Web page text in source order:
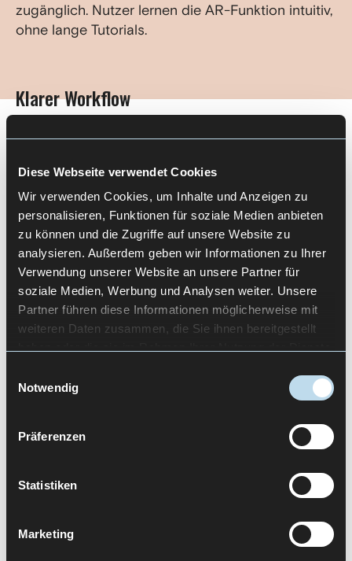
Diese Webseite verwendet Cookies
Wir verwenden Cookies, um Inhalte und Anzeigen zu
personalisieren, Funktionen für soziale Medien anbieten
zu können und die Zugriffe auf unsere Website zu
analysieren. Außerdem geben wir Informationen zu Ihrer
Verwendung unserer Website an unsere Partner für
soziale Medien, Werbung und Analysen weiter. Unsere
Partner führen diese Informationen möglicherweise mit
weiteren Daten zusammen, die Sie ihnen bereitgestellt
Notwendig
Präferenzen
Statistiken
Marketing
zugänglich. Nutzer lernen die AR-Funktion intuitiv,
ohne lange Tutorials.
Klarer Workflow
Das Prototyp-Interaktionskonzept ordnet den
Musterwahl und Projektion folgen einer
nachvollziehbaren Abfolge.
Eigenständiges Arbeiten
Menschen können eigenständig starten und
fortfahren, ohne zuvor stundenlang Instruktionen
zu lesen. Das senkt die Hemmschwelle und lädt